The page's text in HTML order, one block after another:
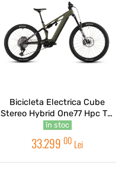
Bicicleta Electrica Cube
Stereo Hybrid One77 Hpc Tm
800 Reedgreen Matrix 2026
în stoc
33.299 00 Lei